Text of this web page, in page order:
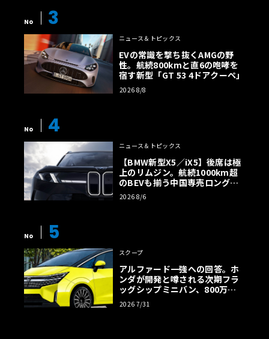
No 3
ニュース＆トピックス
EVの常識を撃ち抜くAMGの野
性。航続800kmと直6の咆哮を
宿す新型「GT 53 4ドアクーペ」
2026 8/8
No 4
ニュース＆トピックス
【BMW新型X5／iX5】後席は極
上のリムジン。航続1000km超
のBEVも揃う中国専売ロング仕
様の全貌
2026 8/6
No 5
スクープ
アルファード一強への回答。ホ
ンダが開発と噂される次期フラ
ッグシップミニバン、800万円
超の勝算【予想CG】
2026 7/31